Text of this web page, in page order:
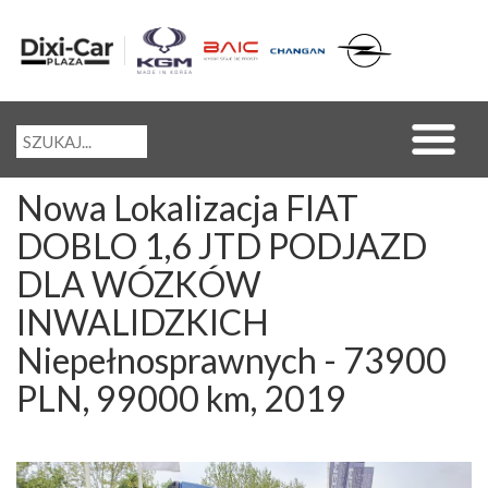
Nowa Lokalizacja FIAT
DOBLO 1,6 JTD PODJAZD
DLA WÓZKÓW
INWALIDZKICH
Niepełnosprawnych - 73900
PLN, 99000 km, 2019